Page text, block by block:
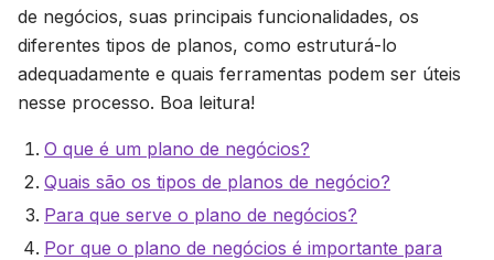
de negócios, suas principais funcionalidades, os
diferentes tipos de planos, como estruturá-lo
adequadamente e quais ferramentas podem ser úteis
nesse processo. Boa leitura!
O que é um plano de negócios?
Quais são os tipos de planos de negócio?
Para que serve o plano de negócios?
Por que o plano de negócios é importante para